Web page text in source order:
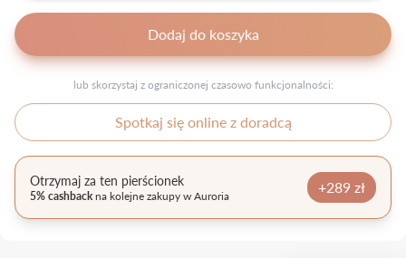
Dodaj do koszyka
lub skorzystaj z ograniczonej czasowo funkcjonalności:
Spotkaj się online z doradcą
Otrzymaj za ten pierścionek
5% cashbackna kolejne zakupy w Auroria +289 zł